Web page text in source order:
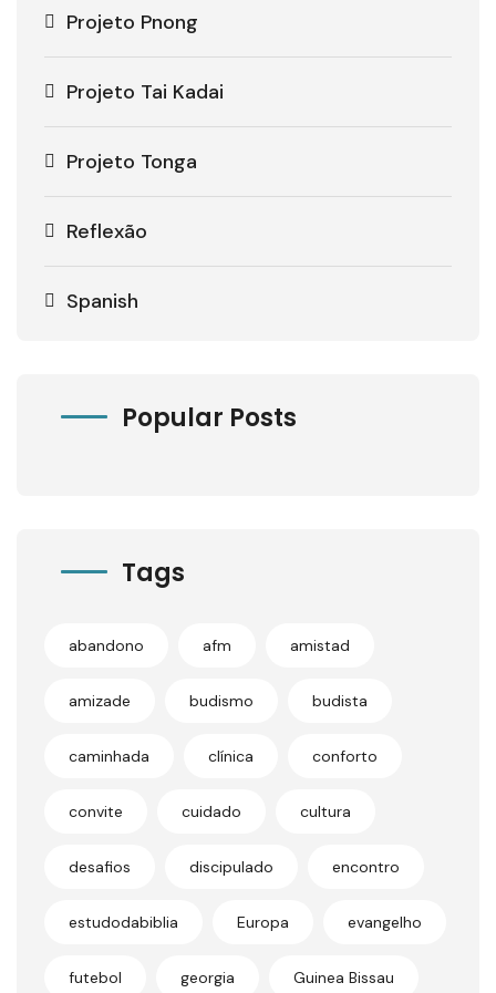
Projeto Pnong
Projeto Tai Kadai
Projeto Tonga
Reflexão
Spanish
Popular Posts
Tags
abandono afm amistad
amizade budismo budista
caminhada clínica conforto
convite cuidado cultura
desafios discipulado encontro
estudodabiblia Europa evangelho
futebol georgia Guinea Bissau